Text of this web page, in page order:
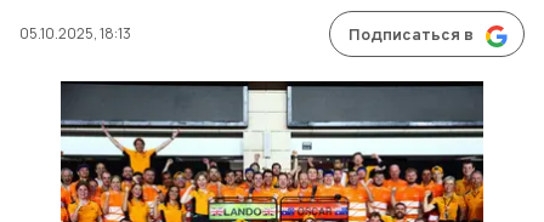
05.10.2025, 18:13 Подписаться в